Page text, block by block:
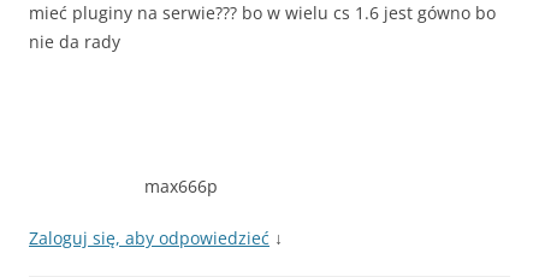
mieć pluginy na serwie??? bo w wielu cs 1.6 jest gówno bo
nie da rady
max666p
Zaloguj się, aby odpowiedzieć ↓